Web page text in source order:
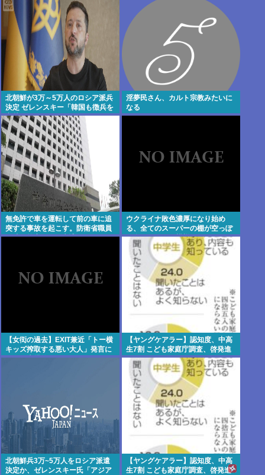
北朝鮮が3万～5万人のロシア派兵
決定 ゼレンスキー「韓国も徴兵を
寄越せ」
淫夢民さん、カルト宗教みたいに
なる
無免許で車を運転して前の車に追
突する事故を起こす。防衛省職員
の武田悠亮(38)が逮捕される
ウクライナ敗色濃厚になり始め
る、全てのスーパーの棚が空っぽ
で食糧品もない模様
【女衒の過去】EXIT兼近「トー横
キッズ搾取する悪い大人」発言に
ネット大爆笑
【ヤングケアラー】認知度、中高
生7割 こども家庭庁調査、啓発進
む
北朝鮮兵3万~5万人をロシア派遣
決定か、ゼレンスキー氏「アジア
【ヤングケアラー】認知度、中高
生7割 こども家庭庁調査、啓発進